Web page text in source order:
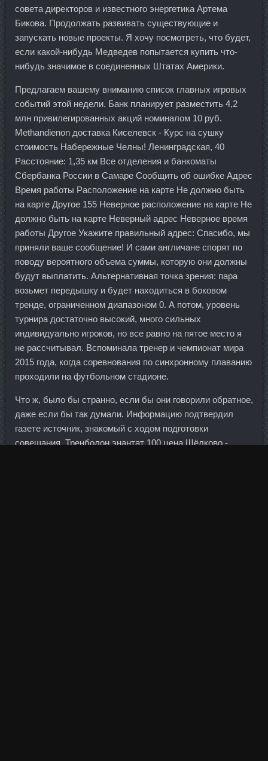
совета директоров и известного энергетика Артема
Бикова. Продолжать развивать существующие и
запускать новые проекты. Я хочу посмотреть, что будет,
если какой-нибудь Медведев попытается купить что-
нибудь значимое в соединенных Штатах Америки.
Предлагаем вашему вниманию список главных игровых
событий этой недели. Банк планирует разместить 4,2
млн привилегированных акций номиналом 10 руб.
Methandienon доставка Киселевск - Курс на сушку
стоимость Набережные Челны! Ленинградская, 40
Расстояние: 1,35 км Все отделения и банкоматы
Сбербанка России в Самаре Сообщить об ошибке Адрес
Время работы Расположение на карте Не должно быть
на карте Другое 155 Неверное расположение на карте Не
должно быть на карте Неверный адрес Неверное время
работы Другое Укажите правильный адрес: Спасибо, мы
приняли ваше сообщение! И сами англичане спорят по
поводу вероятного объема суммы, которую они должны
будут выплатить. Альтернативная точка зрения: пара
возьмет передышку и будет находиться в боковом
тренде, ограниченном диапазоном 0. А потом, уровень
турнира достаточно высокий, много сильных
индивидуально игроков, но все равно на пятое место я
не рассчитывал. Вспоминала тренер и чемпионат мира
2015 года, когда соревнования по синхронному плаванию
проходили на футбольном стадионе.
Что ж, было бы странно, если бы они говорили обратное,
даже если бы так думали. Информацию подтвердил
газете источник, знакомый с ходом подготовки
совещания. Тренболон энантат 100 цена Щёлково -